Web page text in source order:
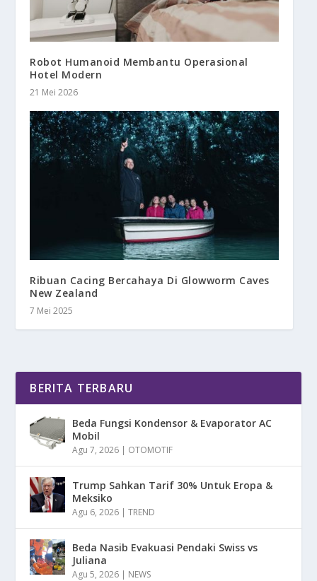
Robot Humanoid Membantu Operasional
Hotel Modern
21 Mei 2026
Ribuan Cacing Bercahaya Di Glowworm Caves
New Zealand
7 Mei 2025
BERITA TERBARU
Beda Fungsi Kondensor & Evaporator AC
Mobil
Agu 7, 2026 | OTOMOTIF
Trump Sahkan Tarif 30% Untuk Eropa &
Meksiko
Agu 6, 2026 |TREND
Beda Nasib Evakuasi Pendaki Swiss vs
Juliana
Agu 5, 2026 | NEWS